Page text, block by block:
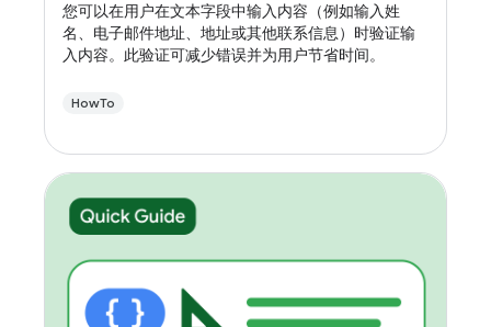
您可以在用户在文本字段中输入内容（例如输入姓
名、电子邮件地址、地址或其他联系信息）时验证输
入内容。此验证可减少错误并为用户节省时间。
HowTo